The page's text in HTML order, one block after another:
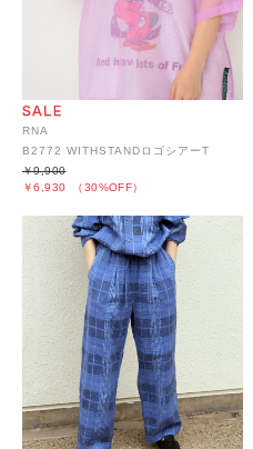
RNA
B2772 WITHSTANDロゴシアーT
￥6,930 （30%OFF）
￥9,900